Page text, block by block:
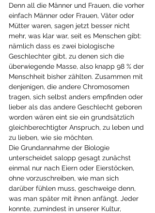
Denn all die Männer und Frauen, die vorher
einfach Männer oder Frauen, Väter oder
Mütter waren, sagen jetzt besser nicht
mehr, was klar war, seit es Menschen gibt:
nämlich dass es zwei biologische
Geschlechter gibt, zu denen sich die
überwiegende Masse, also knapp 98 % der
Menschheit bisher zählten. Zusammen mit
denjenigen, die andere Chromosomen
tragen, sich selbst anders empfinden oder
lieber als das andere Geschlecht geboren
worden wären eint sie ein grundsätzlich
gleichberechtigter Anspruch, zu leben und
zu lieben, wie sie möchten.
Die Grundannahme der Biologie
unterscheidet salopp gesagt zunächst
einmal nur nach Eiern oder Eierstöcken,
ohne vorzuschreiben, wie man sich
darüber fühlen muss, geschweige denn,
was man später mit ihnen anfängt. Jeder
konnte, zumindest in unserer Kultur,